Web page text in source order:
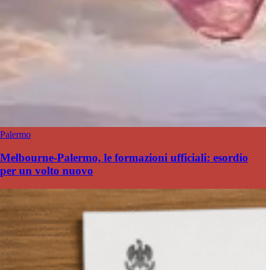
Palermo
Melbourne-Palermo, le formazioni ufficiali: esordio
per un volto nuovo